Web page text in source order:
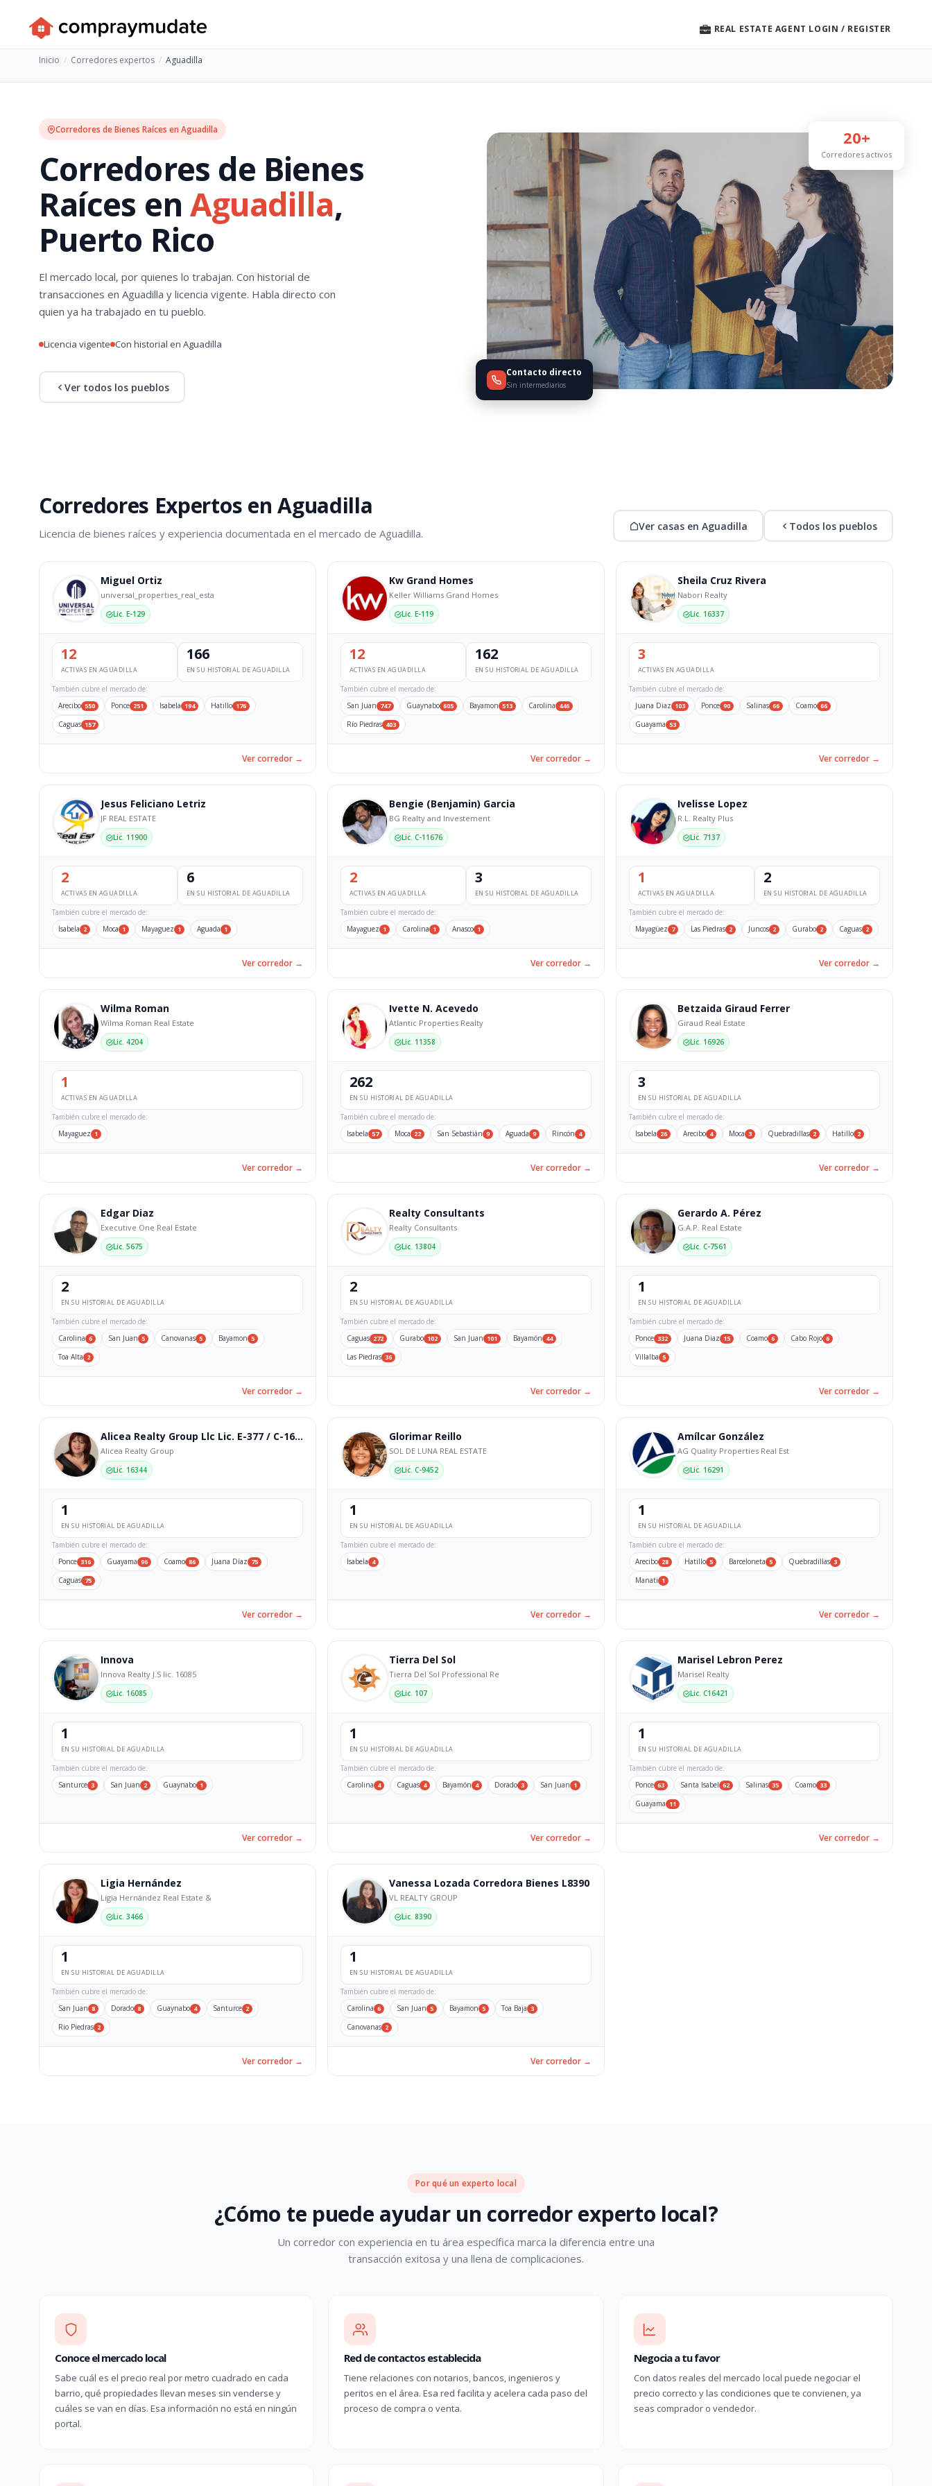
REAL ESTATE AGENT LOGIN / REGISTER
Inicio Corredores expertos Aguadilla
Corredores de Bienes Raíces en Aguadilla
Corredores de Bienes
Raíces en Aguadilla,
Puerto Rico
El mercado local, por quienes lo trabajan. Con historial de
transacciones en Aguadilla y licencia vigente. Habla directo con
quien ya ha trabajado en tu pueblo.
Licencia vigente Con historial en Aguadilla
Ver todos los pueblos
20+
Corredores activos
Contacto directo
Sin intermediarios
Corredores Expertos en Aguadilla
Licencia de bienes raíces y experiencia documentada en el mercado de Aguadilla.
Ver casas en Aguadilla Todos los pueblos
Miguel Ortiz
universal_properties_real_esta
Lic. E-129
12
ACTIVAS EN AGUADILLA
166
EN SU HISTORIAL DE AGUADILLA
También cubre el mercado de:
Arecibo 550 Ponce 251 Isabela 194 Hatillo 176
Caguas 157
Ver corredor →
Kw Grand Homes
Keller Williams Grand Homes
Lic. E-119
12
ACTIVAS EN AGUADILLA
162
EN SU HISTORIAL DE AGUADILLA
También cubre el mercado de:
San Juan 747 Guaynabo 605 Bayamon 513 Carolina 446
Río Piedras 403
Ver corredor →
Sheila Cruz Rivera
Nabori Realty
Lic. 16337
3
ACTIVAS EN AGUADILLA
También cubre el mercado de:
Juana Diaz 103 Ponce 90 Salinas 66 Coamo 66
Guayama 53
Ver corredor →
Jesus Feliciano Letriz
JF REAL ESTATE
Lic. 11900
2
ACTIVAS EN AGUADILLA
6
EN SU HISTORIAL DE AGUADILLA
También cubre el mercado de:
Isabela 2 Moca 1 Mayaguez 1 Aguada 1
Ver corredor →
Bengie (Benjamin) Garcia
BG Realty and Investement
Lic. C-11676
2
ACTIVAS EN AGUADILLA
3
EN SU HISTORIAL DE AGUADILLA
También cubre el mercado de:
Mayaguez 1 Carolina 1 Anasco 1
Ver corredor →
Ivelisse Lopez
R.L. Realty Plus
Lic. 7137
1
ACTIVAS EN AGUADILLA
2
EN SU HISTORIAL DE AGUADILLA
También cubre el mercado de:
Mayagüez 7 Las Piedras 2 Juncos 2 Gurabo 2 Caguas 2
Ver corredor →
Wilma Roman
Wilma Roman Real Estate
Lic. 4204
1
ACTIVAS EN AGUADILLA
También cubre el mercado de:
Mayaguez 1
Ver corredor →
Ivette N. Acevedo
Atlantic Properties Realty
Lic. 11358
262
EN SU HISTORIAL DE AGUADILLA
También cubre el mercado de:
Isabela 57 Moca 22 San Sebastián 9 Aguada 9 Rincón 4
Ver corredor →
Betzaida Giraud Ferrer
Giraud Real Estate
Lic. 16926
3
EN SU HISTORIAL DE AGUADILLA
También cubre el mercado de:
Isabela 26 Arecibo 4 Moca 3 Quebradillas 2 Hatillo 2
Ver corredor →
Edgar Diaz
Executive One Real Estate
Lic. 5675
2
EN SU HISTORIAL DE AGUADILLA
También cubre el mercado de:
Carolina 6 San Juan 5 Canovanas 5 Bayamon 5
Toa Alta 2
Ver corredor →
Realty Consultants
Realty Consultants
Lic. 13804
2
EN SU HISTORIAL DE AGUADILLA
También cubre el mercado de:
Caguas 272 Gurabo 102 San Juan 101 Bayamón 44
Las Piedras 36
Ver corredor →
Gerardo A. Pérez
G.A.P. Real Estate
Lic. C-7561
1
EN SU HISTORIAL DE AGUADILLA
También cubre el mercado de:
Ponce 332 Juana Diaz 15 Coamo 6 Cabo Rojo 6
Villalba 5
Ver corredor →
Alicea Realty Group Llc Lic. E-377 / C-16344
Alicea Realty Group
Lic. 16344
1
EN SU HISTORIAL DE AGUADILLA
También cubre el mercado de:
Ponce 316 Guayama 96 Coamo 86 Juana Díaz 75
Caguas 75
Ver corredor →
Glorimar Reillo
SOL DE LUNA REAL ESTATE
Lic. C-9452
1
EN SU HISTORIAL DE AGUADILLA
También cubre el mercado de:
Isabela 4
Ver corredor →
Amílcar González
AG Quality Properties Real Est
Lic. 16291
1
EN SU HISTORIAL DE AGUADILLA
También cubre el mercado de:
Arecibo 28 Hatillo 5 Barceloneta 5 Quebradillas 3
Manati 1
Ver corredor →
Innova
Innova Realty J.S lic. 16085
Lic. 16085
1
EN SU HISTORIAL DE AGUADILLA
También cubre el mercado de:
Santurce 3 San Juan 2 Guaynabo 1
Ver corredor →
Tierra Del Sol
Tierra Del Sol Professional Re
Lic. 107
1
EN SU HISTORIAL DE AGUADILLA
También cubre el mercado de:
Carolina 4 Caguas 4 Bayamón 4 Dorado 3 San Juan 1
Ver corredor →
Marisel Lebron Perez
Marisel Realty
Lic. C16421
1
EN SU HISTORIAL DE AGUADILLA
También cubre el mercado de:
Ponce 63 Santa Isabel 62 Salinas 35 Coamo 33
Guayama 11
Ver corredor →
Ligia Hernández
Ligia Hernández Real Estate &
Lic. 3466
1
EN SU HISTORIAL DE AGUADILLA
También cubre el mercado de:
San Juan 8 Dorado 8 Guaynabo 4 Santurce 2
Rio Piedras 2
Ver corredor →
Vanessa Lozada Corredora Bienes L8390
VL REALTY GROUP
Lic. 8390
1
EN SU HISTORIAL DE AGUADILLA
También cubre el mercado de:
Carolina 6 San Juan 5 Bayamon 5 Toa Baja 3
Canovanas 2
Ver corredor →
Por qué un experto local
¿Cómo te puede ayudar un corredor experto local?
Un corredor con experiencia en tu área específica marca la diferencia entre una
transacción exitosa y una llena de complicaciones.
Conoce el mercado local
Sabe cuál es el precio real por metro cuadrado en cada
barrio, qué propiedades llevan meses sin venderse y
cuáles se van en días. Esa información no está en ningún
portal.
Red de contactos establecida
Tiene relaciones con notarios, bancos, ingenieros y
peritos en el área. Esa red facilita y acelera cada paso del
proceso de compra o venta.
Negocia a tu favor
Con datos reales del mercado local puede negociar el
precio correcto y las condiciones que te convienen, ya
seas comprador o vendedor.